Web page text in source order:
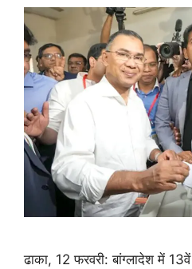
ढाका, 12 फरवरी: बांग्लादेश में